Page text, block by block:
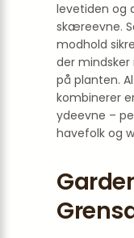
levetiden og
skæreevne.
modhold
der
på planten.
kombinerer
ydeevne –
havefolk og